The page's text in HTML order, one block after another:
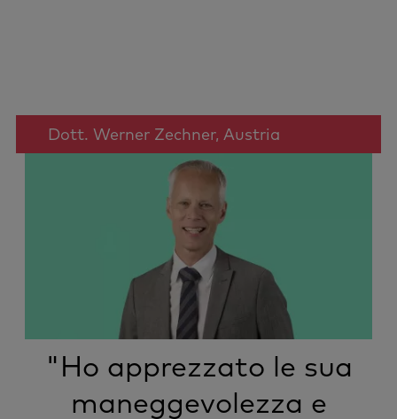
"Ho apprezzato le sua
maneggevolezza e
Dott. Werner Zechner, Austria